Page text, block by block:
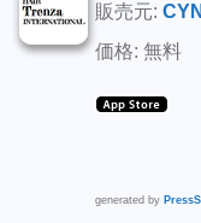
販売元:
価格: 無料
generated by